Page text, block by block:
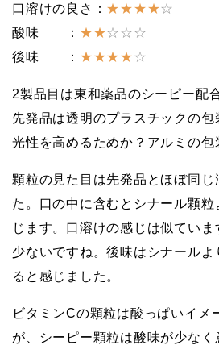
口溶けの良さ： ★★★★☆
酸味 ： ★★☆☆☆
後味 ： ★★★★☆
2製品目は東和薬品のシーピー配
先発品は透明のプラスチックの
光性を高めるためか？アルミの包
顆粒の見た目は先発品とほぼ同じ
た。口の中に含むとシナール顆
じます。口溶けの感じは似てい
少ないですね。後味はシナール
ると感じました。
ビタミンCの顆粒は酸っぱいイメ
が、シーピー顆粒は酸味が少なく